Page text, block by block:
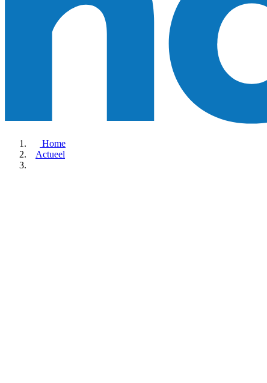
Home
Actueel